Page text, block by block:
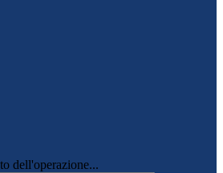
dell'operazione...